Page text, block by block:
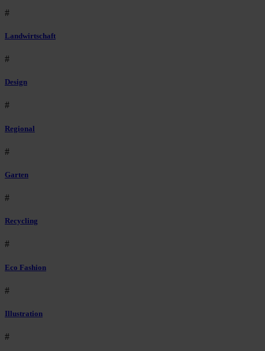
#
Landwirtschaft
#
Design
#
Regional
#
Garten
#
Recycling
#
Eco Fashion
#
Illustration
#